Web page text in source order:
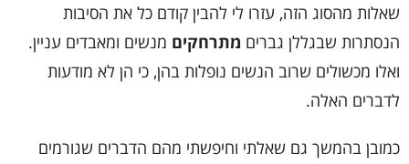
שאלות מהסוג הזה, עזרו לי להבין קודם כל את הסיבות
הנסתרות שבגללן גברים מתרחקים מנשים ומאבדים עניין.
ואלו מכשולים שרוב הנשים נופלות בהן, כי הן לא מודעות
לדברים האלה.
כמובן בהמשך גם שאלתי וחיפשתי מהם הדברים שגורמים